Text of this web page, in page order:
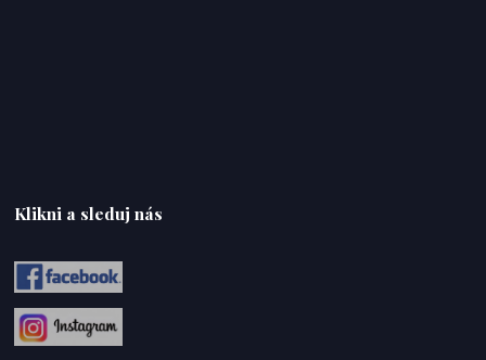
Klikni a sleduj nás